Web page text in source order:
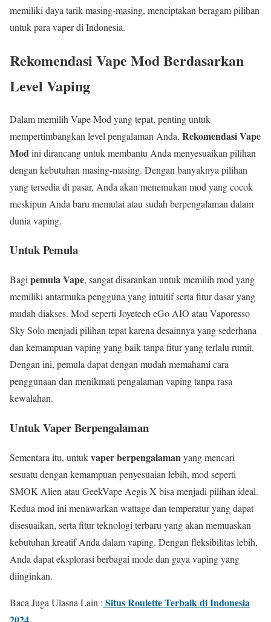
memiliki daya tarik masing-masing, menciptakan beragam pilihan
untuk para vaper di Indonesia.
Rekomendasi Vape Mod Berdasarkan
Level Vaping
Dalam memilih Vape Mod yang tepat, penting untuk
mempertimbangkan level pengalaman Anda. Rekomendasi Vape
Modini dirancang untuk membantu Anda menyesuaikan pilihan
dengan kebutuhan masing-masing. Dengan banyaknya pilihan
yang tersedia di pasar, Anda akan menemukan mod yang cocok
meskipun Anda baru memulai atau sudah berpengalaman dalam
dunia vaping.
Untuk Pemula
Bagi pemula Vape, sangat disarankan untuk memilih mod yang
memiliki antarmuka pengguna yang intuitif serta fitur dasar yang
mudah diakses. Mod seperti Joyetech eGo AIO atau Vaporesso
Sky Solo menjadi pilihan tepat karena desainnya yang sederhana
dan kemampuan vaping yang baik tanpa fitur yang terlalu rumit.
Dengan ini, pemula dapat dengan mudah memahami cara
penggunaan dan menikmati pengalaman vaping tanpa rasa
kewalahan.
Untuk Vaper Berpengalaman
Sementara itu, untukvaper berpengalaman yang mencari
sesuatu dengan kemampuan penyesuaian lebih, mod seperti
SMOK Alien atau GeekVape Aegis X bisa menjadi pilihan ideal.
Kedua mod ini menawarkan wattage dan temperatur yang dapat
disesuaikan, serta fitur teknologi terbaru yang akan memuaskan
kebutuhan kreatif Anda dalam vaping. Dengan fleksibilitas lebih,
Anda dapat eksplorasi berbagai mode dan gaya vaping yang
diinginkan.
Baca Juga Ulasna Lain : Situs Roulette Terbaik di Indonesia
2024